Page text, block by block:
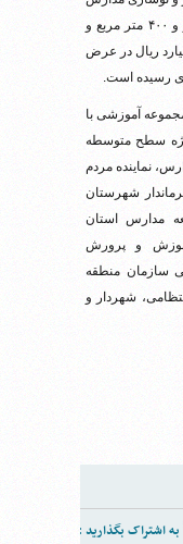
استان آذربایجان شرقی با زیربنای دوهزار و ۴۰۰ متر مربع و
کلاس و با مبلغی بالغ بر ۲۳ میلیارد ریال در عرض
رسیده است.
آموزشی با
جدید ویژه سطح متوسطه
نماینده مردم
شهرستان
مدارس استان
و پرورش
سازمان منطقه
شهردار و
اشتراک بگذارید :